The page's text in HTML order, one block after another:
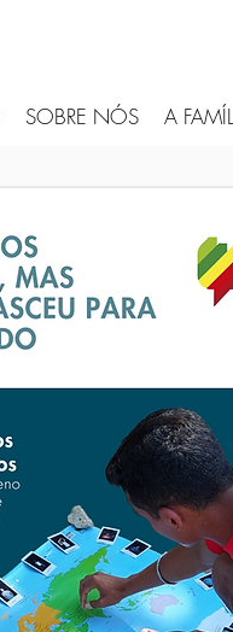
SOBRE NÓS A